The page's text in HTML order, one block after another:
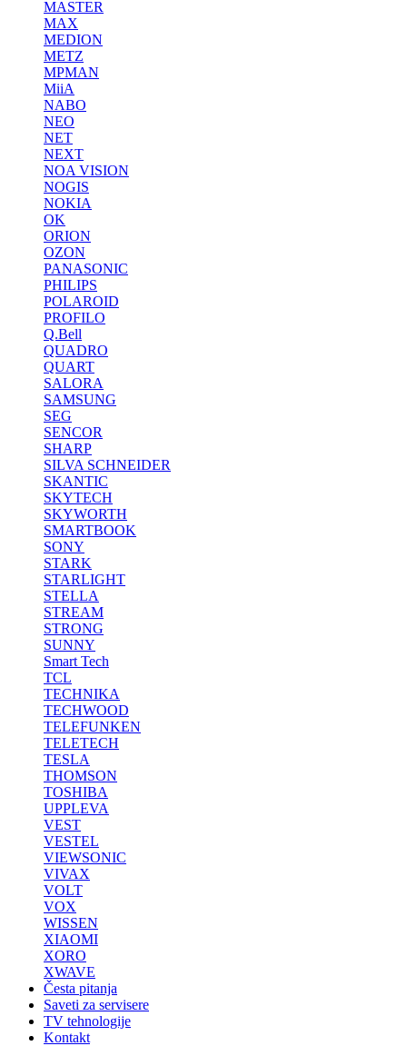
MASTER
MAX
MEDION
METZ
MPMAN
MiiA
NABO
NEO
NET
NEXT
NOA VISION
NOGIS
NOKIA
OK
ORION
OZON
PANASONIC
PHILIPS
POLAROID
PROFILO
Q.Bell
QUADRO
QUART
SALORA
SAMSUNG
SEG
SENCOR
SHARP
SILVA SCHNEIDER
SKANTIC
SKYTECH
SKYWORTH
SMARTBOOK
SONY
STARK
STARLIGHT
STELLA
STREAM
STRONG
SUNNY
Smart Tech
TCL
TECHNIKA
TECHWOOD
TELEFUNKEN
TELETECH
TESLA
THOMSON
TOSHIBA
UPPLEVA
VEST
VESTEL
VIEWSONIC
VIVAX
VOLT
VOX
WISSEN
XIAOMI
XORO
XWAVE
Česta pitanja
Saveti za servisere
TV tehnologije
Kontakt